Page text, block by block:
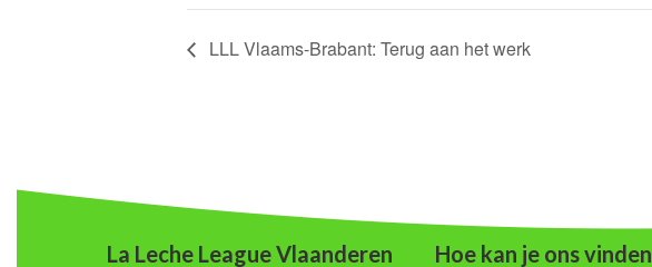
LLL Vlaams-Brabant: Terug aan het werk
La Leche League Vlaanderen Hoe kan je ons vinden